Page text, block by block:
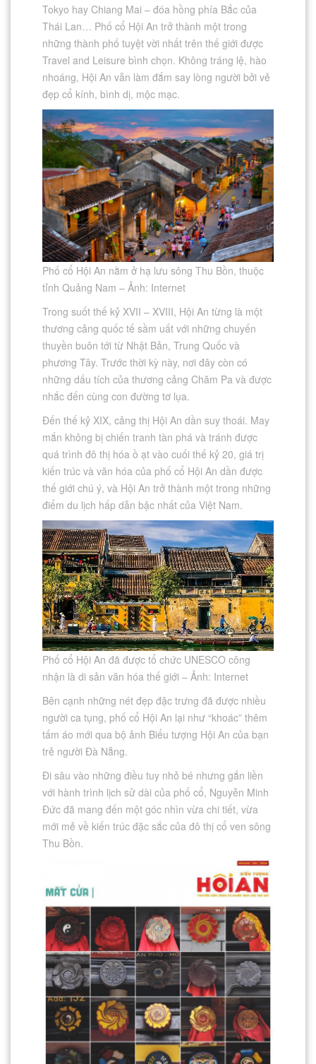
Tokyo hay Chiang Mai – đóa hồng phía Bắc của
Thái Lan… Phố cổ Hội An trở thành một trong
những thành phố tuyệt vời nhất trên thế giới được
Travel and Leisure bình chọn. Không tráng lệ, hào
nhoáng, Hội An vẫn làm đắm say lòng người bởi vẻ
đẹp cổ kính, bình dị, mộc mạc.
Phố cổ Hội An nằm ở hạ lưu sông Thu Bồn, thuộc
tỉnh Quảng Nam – Ảnh: Internet
Trong suốt thế kỷ XVII – XVIII, Hội An từng là một
thương cảng quốc tế sầm uất với những chuyến
thuyền buôn tới từ Nhật Bản, Trung Quốc và
phương Tây. Trước thời kỳ này, nơi đây còn có
những dấu tích của thương cảng Chăm Pa và được
nhắc đến cùng con đường tơ lụa.
Đến thế kỷ XIX, cảng thị Hội An dần suy thoái. May
mắn không bị chiến tranh tàn phá và tránh được
quá trình đô thị hóa ồ ạt vào cuối thế kỷ 20, giá trị
kiến trúc và văn hóa của phố cổ Hội An dần được
thế giới chú ý, và Hội An trở thành một trong những
điểm du lịch hấp dẫn bậc nhất của Việt Nam.
Phố cổ Hội An đã được tổ chức UNESCO công
nhận là di sản văn hóa thế giới – Ảnh: Internet
Bên cạnh những nét đẹp đặc trưng đã được nhiều
người ca tụng, phố cổ Hội An lại như “khoác” thêm
tấm áo mới qua bộ ảnh Biểu tượng Hội An của bạn
trẻ người Đà Nẵng.
Đi sâu vào những điều tuy nhỏ bé nhưng gắn liền
với hành trình lịch sử dài của phố cổ, Nguyễn Minh
Đức đã mang đến một góc nhìn vừa chi tiết, vừa
mới mẻ về kiến trúc đặc sắc của đô thị cổ ven sông
Thu Bồn.